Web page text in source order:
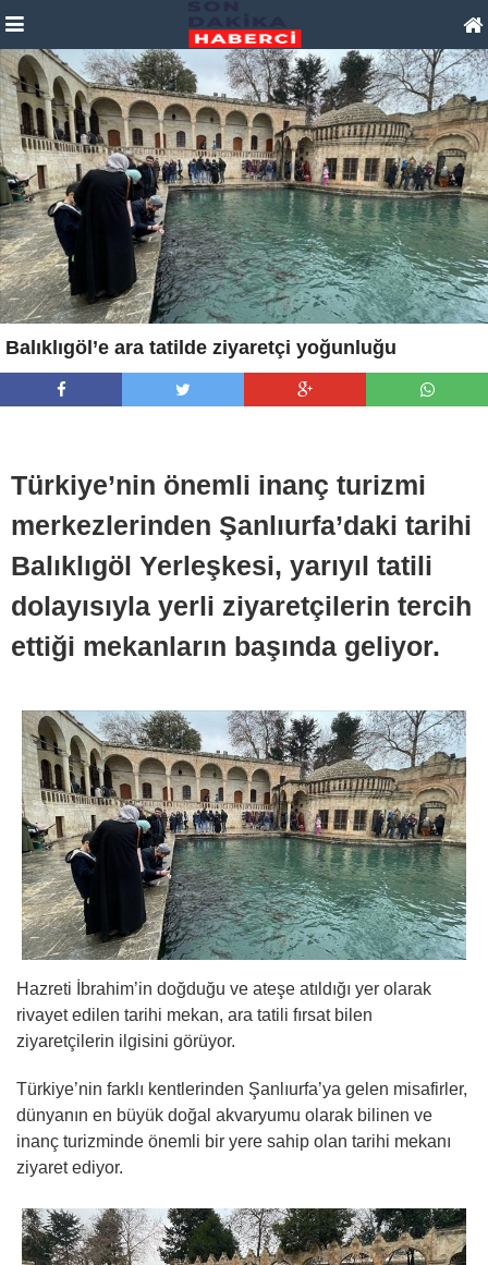
Balıklıgöl’e ara tatilde ziyaretçi yoğunluğu
Türkiye’nin önemli inanç turizmi
merkezlerinden Şanlıurfa’daki tarihi
Balıklıgöl Yerleşkesi, yarıyıl tatili
dolayısıyla yerli ziyaretçilerin tercih
ettiği mekanların başında geliyor.
Hazreti İbrahim’in doğduğu ve ateşe atıldığı yer olarak
rivayet edilen tarihi mekan, ara tatili fırsat bilen
ziyaretçilerin ilgisini görüyor.
Türkiye’nin farklı kentlerinden Şanlıurfa’ya gelen misafirler,
dünyanın en büyük doğal akvaryumu olarak bilinen ve
inanç turizminde önemli bir yere sahip olan tarihi mekanı
ziyaret ediyor.